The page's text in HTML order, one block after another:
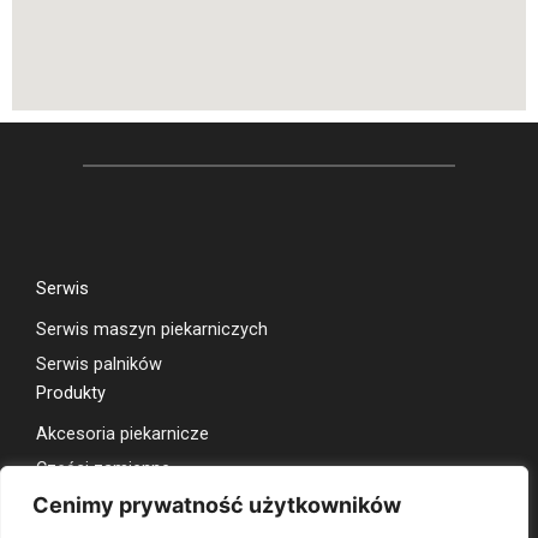
Cenimy prywatność użytkowników
Serwis
Serwis maszyn piekarniczych
Serwis palników
Produkty
Akcesoria piekarnicze
Części zamienne
do maszyn piekarniczych